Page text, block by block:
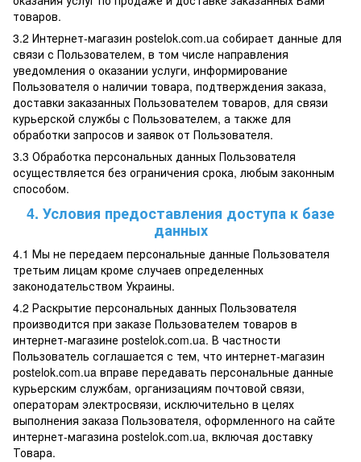
товаров.
3.2 Интернет-магазин postelok.com.ua собирает данные для
связи с Пользователем, в том числе направления
уведомления о оказании услуги, информирование
Пользователя о наличии товара, подтверждения заказа,
доставки заказанных Пользователем товаров, для связи
курьерской службы с Пользователем, а также для
обработки запросов и заявок от Пользователя.
3.3 Обработка персональных данных Пользователя
осуществляется без ограничения срока, любым законным
способом.
4. Условия предоставления доступа к базе
данных
4.1 Мы не передаем персональные данные Пользователя
третьим лицам кроме случаев определенных
законодательством Украины.
4.2 Раскрытие персональных данных Пользователя
производится при заказе Пользователем товаров в
интернет-магазине postelok.com.ua. В частности
Пользователь соглашается с тем, что интернет-магазин
postelok.com.ua вправе передавать персональные данные
курьерским службам, организациям почтовой связи,
операторам электросвязи, исключительно в целях
выполнения заказа Пользователя, оформленного на сайте
интернет-магазина postelok.com.ua, включая доставку
Товара.